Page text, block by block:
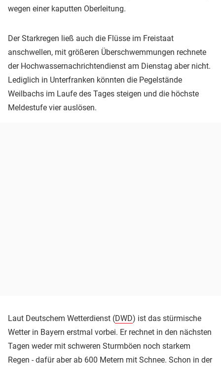
wegen einer kaputten Oberleitung.
Der Starkregen ließ auch die Flüsse im Freistaat
anschwellen, mit größeren Überschwemmungen rechnete
der Hochwassernachrichtendienst am Dienstag aber nicht.
Lediglich in Unterfranken könnten die Pegelstände
Weilbachs im Laufe des Tages steigen und die höchste
Meldestufe vier auslösen.
Laut Deutschem Wetterdienst (DWD) ist das stürmische
Wetter in Bayern erstmal vorbei. Er rechnet in den nächsten
Tagen weder mit schweren Sturmböen noch starkem
Regen - dafür aber ab 600 Metern mit Schnee. Schon in der